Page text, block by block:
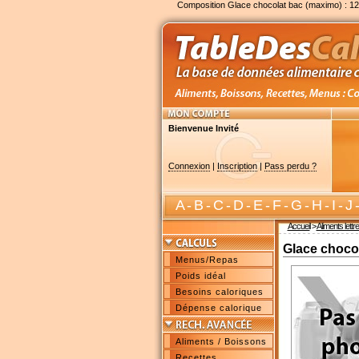
Composition Glace chocolat bac (maximo) :
Bienvenue Invité
Connexion| Inscription| Pass perdu ?
A-B-C-D-E-F-G-H-I-J
Accueil>Aliments
Menus/Repas
Poids idéal
Besoins caloriques
Dépense calorique
Aliments / Boissons
Glace